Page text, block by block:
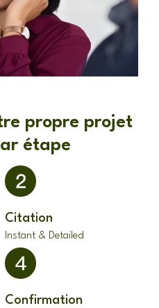
propre projet
étape
Citation
Instant & Detailed
Confirmation